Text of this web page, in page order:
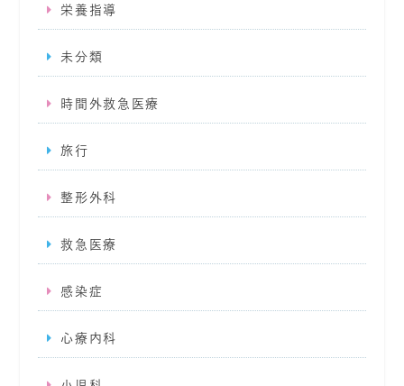
栄養指導
未分類
時間外救急医療
旅行
整形外科
救急医療
感染症
心療内科